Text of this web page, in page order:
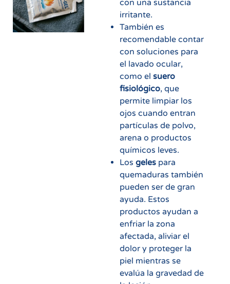
con una sustancia
irritante.
También es
recomendable contar
con soluciones para
el lavado ocular,
como el suero
fisiológico, que
permite limpiar los
ojos cuando entran
partículas de polvo,
arena o productos
químicos leves.
Los gelespara
quemaduras también
pueden ser de gran
ayuda. Estos
productos ayudan a
enfriar la zona
afectada, aliviar el
dolor y proteger la
piel mientras se
evalúa la gravedad de